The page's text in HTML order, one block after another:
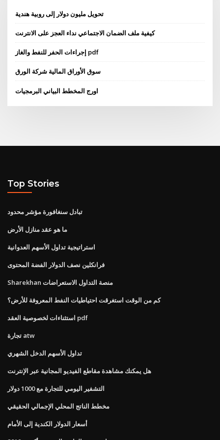
تحويل مليون دولار إلى روبية هندية
كيفية ملف الضمان الاجتماعي نداء العجز على الانترنت
إجراءات الحفر للنفط والغاز pdf
سوق الأوراق المالية شركة الورق
اورج المخطط البياني البرمجيات
Top Stories
تبادل سنغافورة مؤشر محدود
ما هو عقد منازل الأرض
استراتيجية تداول الأسهم العدوانية
فرانكلين نصف الدولار الفضة المحتوى
Sharekhan منصة التداول الاستعراضات
كم من الوقت استغرقت احتياطيات النفط المعروفة للأرض؟
استثناءات لخصوصية العقد pdf
تجارة atw
تداول الأسهم الدخل الشهري
هل يمكنك مشاهدة مقاطع الفيديو المجانية عبر الإنترنت
التشفير اليومي للتجارة مع 1000 دولار
مخطط الناتج المحلي الإجمالي الحقيقي
أسعار الدولار الكندية إلى الأمام